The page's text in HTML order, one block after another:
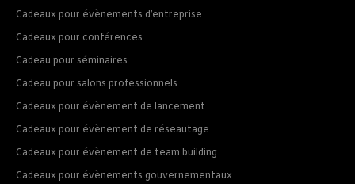
Cadeaux pour évènements d’entreprise
Cadeaux pour conférences
Cadeau pour séminaires
Cadeau pour salons professionnels
Cadeaux pour évènement de lancement
Cadeaux pour évènement de réseautage
Cadeaux pour évènement de team building
Cadeaux pour évènements gouvernementaux